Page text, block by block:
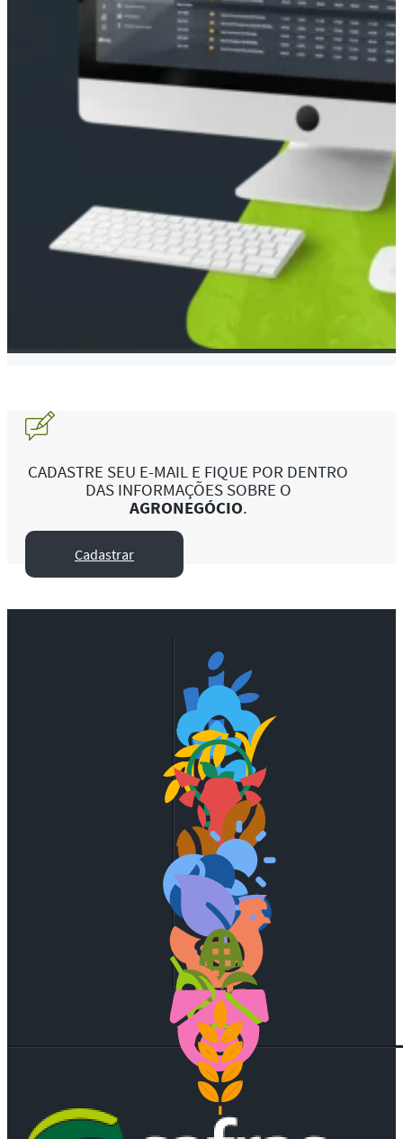
CADASTRE SEU E-MAIL E FIQUE POR DENTRO
DAS INFORMAÇÕES SOBRE O
AGRONEGÓCIO.
Cadastrar